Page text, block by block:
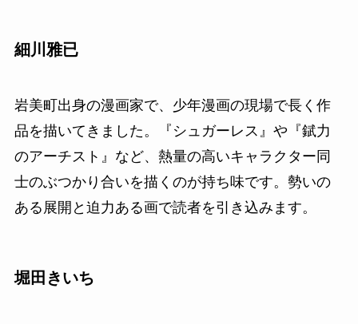
細川雅已
岩美町出身の漫画家で、少年漫画の現場で長く作
品を描いてきました。『シュガーレス』や『錻力
のアーチスト』など、熱量の高いキャラクター同
士のぶつかり合いを描くのが持ち味です。勢いの
ある展開と迫力ある画で読者を引き込みます。
堀田きいち